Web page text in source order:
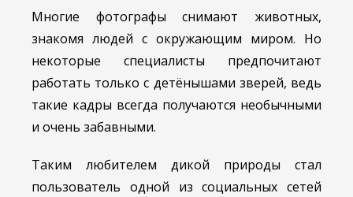
Многие фотографы снимают животных,
знакомя людей с окружающим миром. Но
некоторые специалисты предпочитают
работать только с детёнышами зверей, ведь
такие кадры всегда получаются необычными
и очень забавными.
Таким любителем дикой природы стал
пользователь одной из социальных сетей